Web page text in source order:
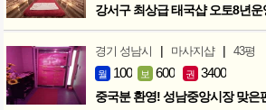
경기 성남시 | 마사지샵 | 43평
월 100 보 600 권 3400